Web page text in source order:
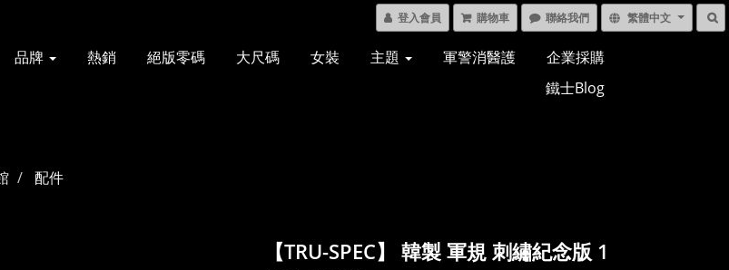
登入會員 購物車 聯絡我們 繁體中文
品牌 熱銷 絕版零碼 大尺碼 女裝 主題 軍警消醫護
企業採購
鐵士Blog
配件
【TRU-SPEC】 韓製 軍規 刺繡紀念版 1